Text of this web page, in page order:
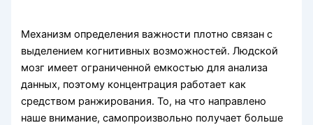
Механизм определения важности плотно связан с
выделением когнитивных возможностей. Людской
мозг имеет ограниченной емкостью для анализа
данных, поэтому концентрация работает как
средством ранжирования. То, на что направлено
наше внимание, самопроизвольно получает больше